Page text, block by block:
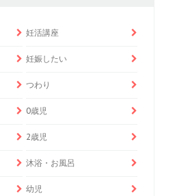
妊活講座
妊娠したい
つわり
0歳児
2歳児
沐浴・お風呂
幼児